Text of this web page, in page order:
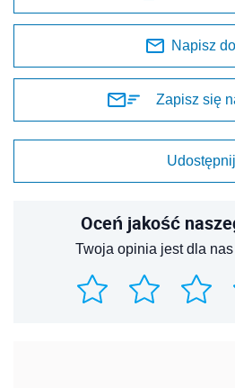
Napisz
Zapisz się
Udostępnij
Oceń jakość
Twoja opinia jest dla